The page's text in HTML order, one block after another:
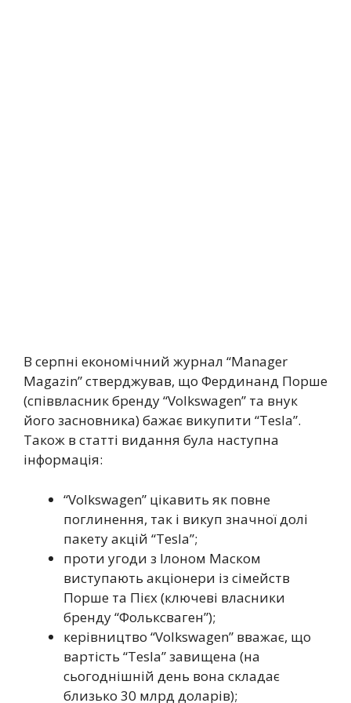
В серпні економічний журнал “Manager
Magazin” стверджував, що Фердинанд Порше
(співвласник бренду “Volkswagen” та внук
його засновника) бажає викупити “Tesla”.
Також в статті видання була наступна
інформація:
“Volkswagen” цікавить як повне
поглинення, так і викуп значної долі
пакету акцій “Tesla”;
проти угоди з Ілоном Маском
виступають акціонери із сімейств
Порше та Пієх (ключеві власники
бренду “Фольксваген”);
керівництво “Volkswagen” вважає, що
вартість “Tesla” завищена (на
сьогоднішній день вона складає
близько 30 млрд доларів);